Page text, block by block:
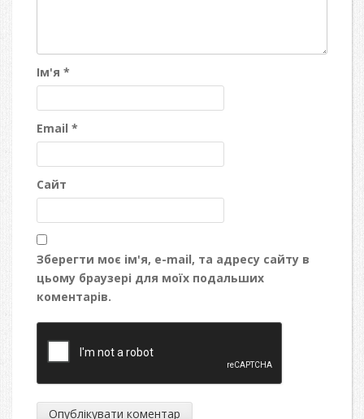
Ім'я *
Email *
Сайт
Зберегти моє ім'я, e-mail, та адресу сайту в
цьому браузері для моїх подальших
коментарів.